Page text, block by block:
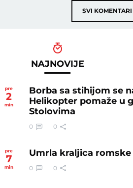
SVI KOMENTARI
NAJNOVIJE
pre
2
min
Borba sa stihijom se
Helikopter pomaže u
Stolovima
0 0
pre
7
min
Umrla kraljica
0 0